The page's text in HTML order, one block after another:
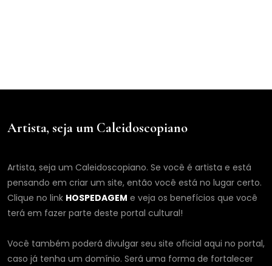
Artista, seja um Caleidoscopiano
Artista, seja um Caleidoscopiano. Se você é artista e está
pensando em criar um site, então você está no lugar certo.
Clique no link HOSPEDAGEM e veja os benefícios que você
terá em fazer parte deste portal cultural!
Você também poderá divulgar seu site oficial aqui no portal,
caso já tenha um domínio. Será uma forma de fortalecer